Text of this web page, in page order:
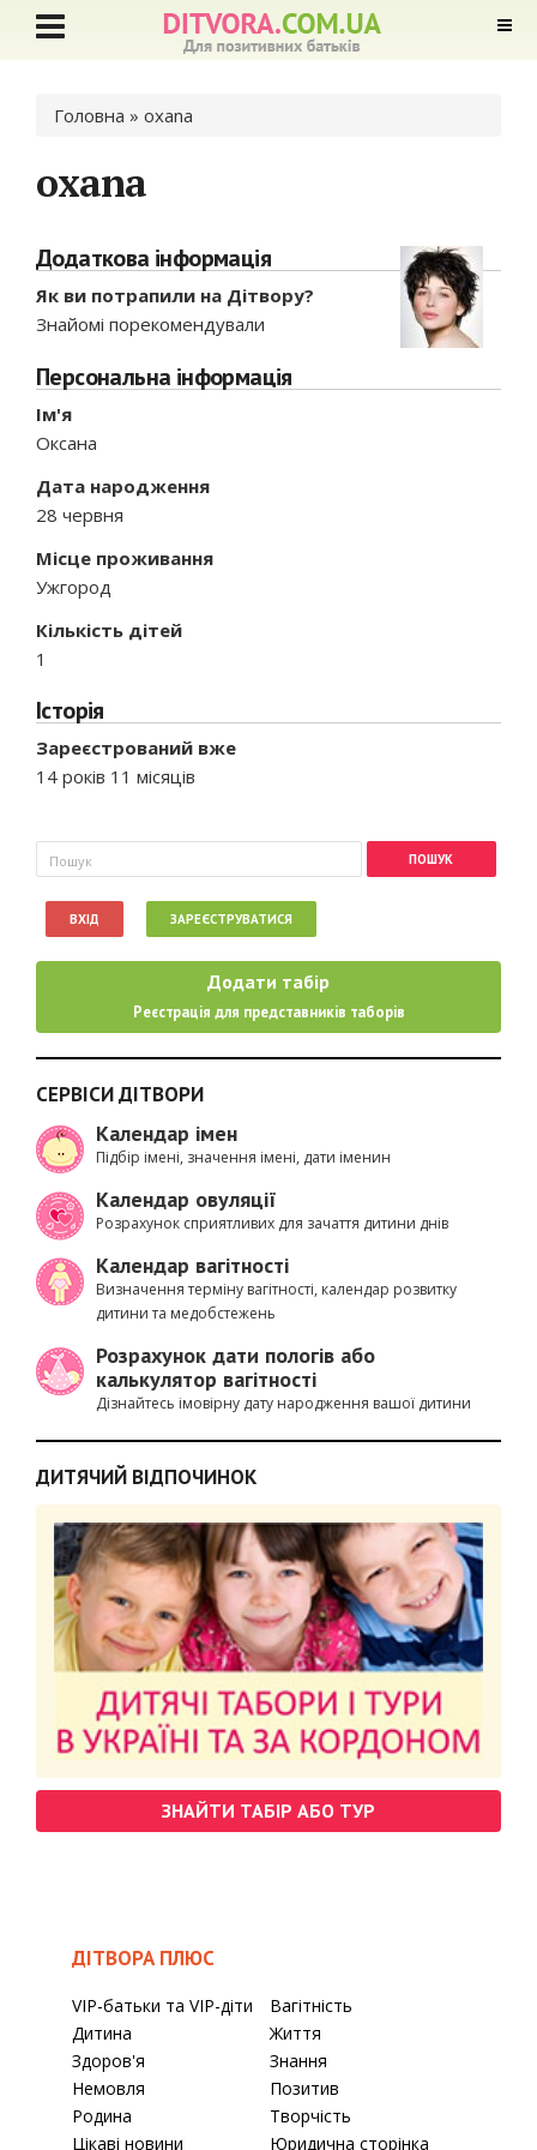
Ви є тут
Головна » oxana
oxana
Додаткова інформація
Як ви потрапили на Дітвору?
Знайомі порекомендували
Персональна інформація
Ім'я
Оксана
Дата народження
28 червня
Місце проживання
Ужгород
Кількість дітей
1
Історія
Зареєстрований вже
14 років 11 місяців
Пошукова форма
Пошук
ВХІД ЗАРЕЄСТРУВАТИСЯ
Додати табір
Реєстрація для представників таборів
СЕРВІСИ ДІТВОРИ
Календар імен
Підбір імені, значення імені, дати іменин
Календар овуляції
Розрахунок сприятливих для зачаття дитини днів
Календар вагітності
Визначення терміну вагітності, календар розвитку
дитини та медобстежень
Розрахунок дати пологів або
калькулятор вагітності
Дізнайтесь імовірну дату народження вашої дитини
ДИТЯЧИЙ ВІДПОЧИНОК
ЗНАЙТИ ТАБІР АБО ТУР
ДІТВОРА ПЛЮС
VIP-батьки та VIP-діти
Вагітність
Дитина
Життя
Здоров'я
Знання
Немовля
Позитив
Родина
Творчість
Цікаві новини
Юридична сторінка